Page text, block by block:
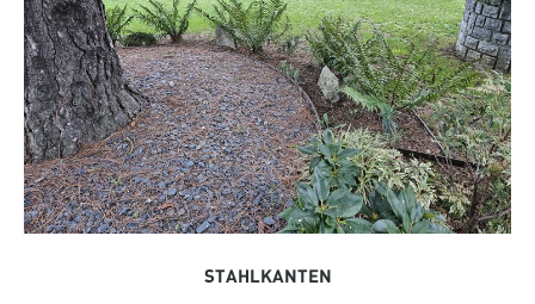
STAHLKANTEN